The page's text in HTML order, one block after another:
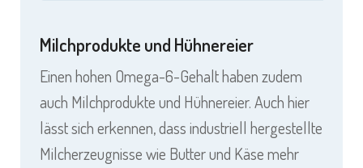
Milchprodukte und Hühnereier
Einen hohen Omega-6-Gehalt haben zudem
auch Milchprodukte und Hühnereier. Auch hier
lässt sich erkennen, dass industriell hergestellte
Milcherzeugnisse wie Butter und Käse mehr